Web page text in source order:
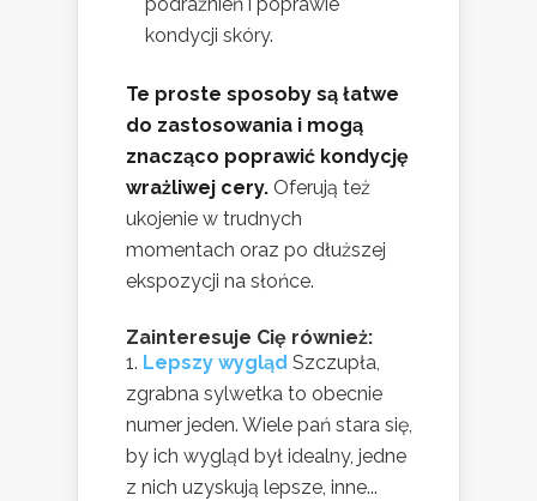
kondycji skóry.
Te proste sposoby są łatwe
do zastosowania i mogą
znacząco poprawić kondycję
wrażliwej cery. Oferują też
ukojenie w trudnych
momentach oraz po dłuższej
ekspozycji na słońce.
Zainteresuje Cię również:
Lepszy wygląd Szczupła,
zgrabna sylwetka to obecnie
numer jeden. Wiele pań stara się,
by ich wygląd był idealny, jedne
z nich uzyskują lepsze, inne...